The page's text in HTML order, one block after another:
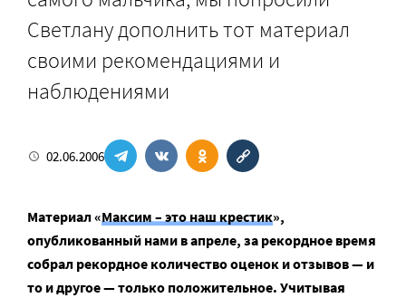
Светлану дополнить тот материал
своими рекомендациями и
наблюдениями
02.06.2006
Материал «Максим – это наш крестик»,
опубликованный нами в апреле, за рекордное время
собрал рекордное количество оценок и отзывов — и
то и другое — только положительное. Учитывая